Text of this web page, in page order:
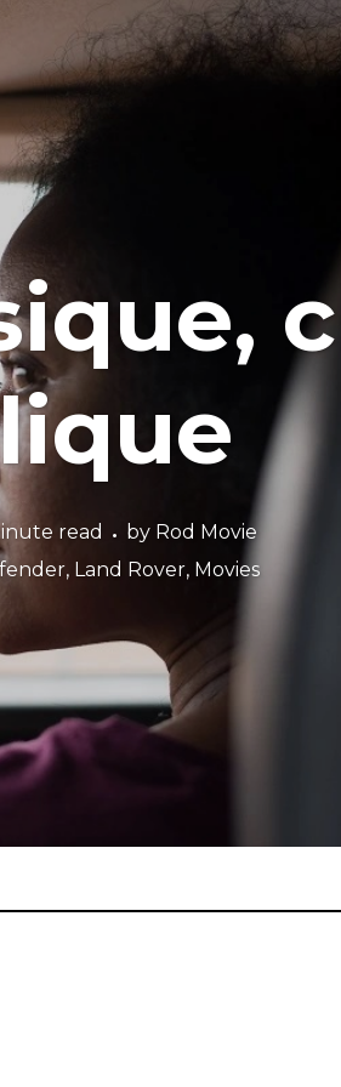
read by Rod Movie
, Land Rover, Movies